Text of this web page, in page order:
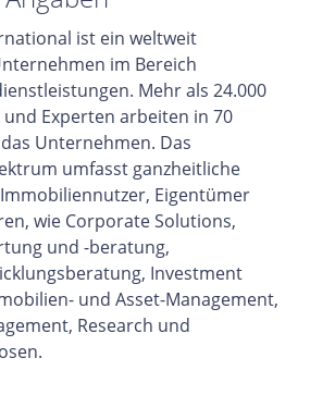
ist ein weltweit
im Bereich
Mehr als 24.000
Experten arbeiten in 70
Unternehmen. Das
umfasst ganzheitliche
Eigentümer
wie Corporate Solutions,
und -beratung,
Investment
und Asset-Management,
Research und